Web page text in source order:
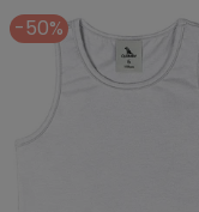
-50%